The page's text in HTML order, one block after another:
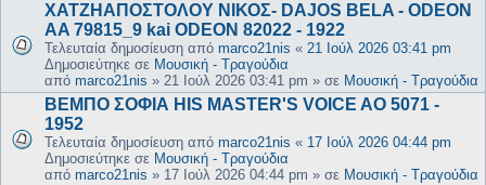
ΧΑΤΖΗΑΠΟΣΤΟΛΟΥ ΝΙΚΟΣ- DAJOS BELA - ODEON
AA 79815_9 kai ODEON 82022 - 1922
Τελευταία δημοσίευση από marco21nis « 21 Ιούλ 2026 03:41 pm
Δημοσιεύτηκε σε Μουσική - Τραγούδια
από marco21nis » 21 Ιούλ 2026 03:41 pm » σε Μουσική - Τραγούδια
ΒΕΜΠΟ ΣΟΦΙΑ HIS MASTER'S VOICE AO 5071 -
1952
Τελευταία δημοσίευση από marco21nis « 17 Ιούλ 2026 04:44 pm
Δημοσιεύτηκε σε Μουσική - Τραγούδια
από marco21nis » 17 Ιούλ 2026 04:44 pm » σε Μουσική - Τραγούδια